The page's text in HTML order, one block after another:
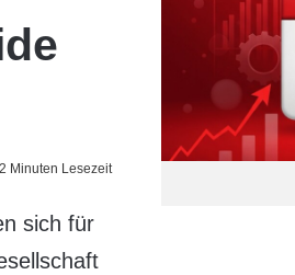
2 Minuten Lesezeit
sich für